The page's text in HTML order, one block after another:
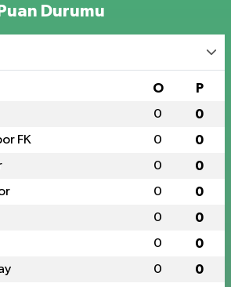
Durumu
O P
0 0
FK 0 0
0 0
0 0
0 0
0 0
0 0